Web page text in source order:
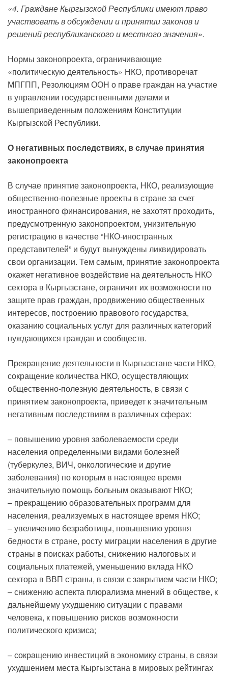
«4. Граждане Кыргызской Республики имеют право
участвовать в обсуждении и принятии законов и
решений республиканского и местного значения».
Нормы законопроекта, ограничивающие
«политическую деятельность» НКО, противоречат
МПГПП, Резолюциям ООН о праве граждан на участие
в управлении государственными делами и
вышеприведенным положениям Конституции
Кыргызской Республики.
О негативных последствиях, в случае принятия
законопроекта
В случае принятие законопроекта, НКО, реализующие
общественно-полезные проекты в стране за счет
иностранного финансирования, не захотят проходить,
предусмотренную законопроектом, унизительную
регистрацию в качестве “НКО-иностранных
представителей” и будут вынуждены ликвидировать
свои организации. Тем самым, принятие законопроекта
окажет негативное воздействие на деятельность НКО
сектора в Кыргызстане, ограничит их возможности по
защите прав граждан, продвижению общественных
интересов, построению правового государства,
оказанию социальных услуг для различных категорий
нуждающихся граждан и сообществ.
Прекращение деятельности в Кыргызстане части НКО,
сокращение количества НКО, осуществляющих
общественно-полезную деятельность, в связи с
принятием законопроекта, приведет к значительным
негативным последствиям в различных сферах:
– повышению уровня заболеваемости среди
населения определенными видами болезней
(туберкулез, ВИЧ, онкологические и другие
заболевания) по которым в настоящее время
значительную помощь больным оказывают НКО;
– прекращению образовательных программ для
населения, реализуемых в настоящее время НКО;
– увеличению безработицы, повышению уровня
бедности в стране, росту миграции населения в другие
страны в поисках работы, снижению налоговых и
социальных платежей, уменьшению вклада НКО
сектора в ВВП страны, в связи с закрытием части НКО;
– снижению аспекта плюрализма мнений в обществе, к
дальнейшему ухудшению ситуации с правами
человека, к повышению рисков возможности
политического кризиса;
– сокращению инвестиций в экономику страны, в связи
ухудшением места Кыргызстана в мировых рейтингах